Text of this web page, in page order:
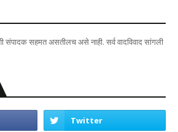
संपादक सहमत असतीलच असे नाही. सर्व वादविवाद सांगली